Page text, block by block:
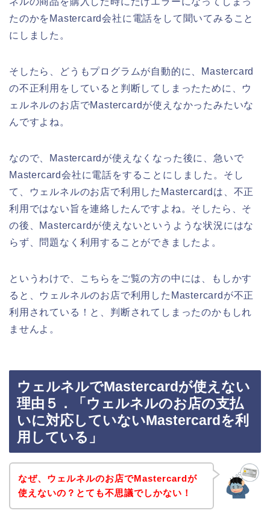
たのかをMastercard会社に電話をして聞いてみること
にしました。
そしたら、どうもプログラムが自動的に、Mastercard
の不正利用をしていると判断してしまったために、ウ
ェルネルのお店でMastercardが使えなかったみたいな
んですよね。
なので、Mastercardが使えなくなった後に、急いで
Mastercard会社に電話をすることにしました。そし
て、ウェルネルのお店で利用したMastercardは、不正
利用ではない旨を連絡したんですよね。そしたら、そ
の後、Mastercardが使えないというような状況にはな
らず、問題なく利用することができましたよ。
というわけで、こちらをご覧の方の中には、もしかす
ると、ウェルネルのお店で利用したMastercardが不正
利用されている！と、判断されてしまったのかもしれ
ませんよ。
ウェルネルでMastercardが使えない
理由５．「ウェルネルのお店の支払
いに対応していないMastercardを利
用している」
なぜ、ウェルネルのお店でMastercardが
使えないの？とても不思議でしかない！